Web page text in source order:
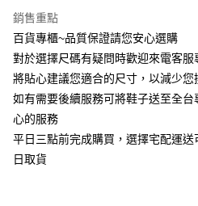
銷售重點
百貨專櫃~品質保證請您安心選購
對於選擇尺碼有疑問時歡迎來電客
將貼心建議您適合的尺寸，以減少您
如有需要後續服務可將鞋子送至全
心的服務
平日三點前完成購買，選擇宅配運
日取貨